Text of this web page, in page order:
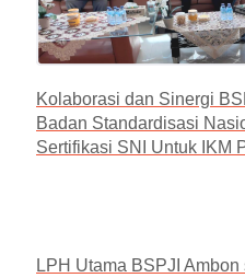
Kolaborasi dan Sinergi
Badan Standardisasi
Sertifikasi SNI Untuk IKM
LPH Utama BSPJI